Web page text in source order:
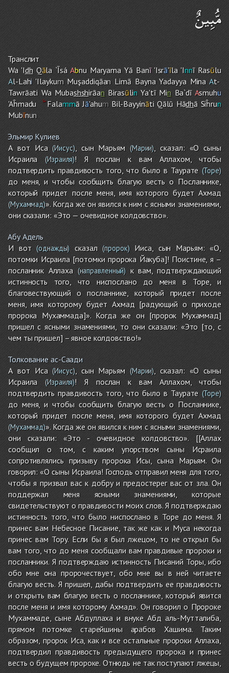
مُّبِينٌ
Транслит
Wa 'IdhQāla `ĪsáAbnu Maryama Yā Banī'Isrā'īla 'Innī Rasūlu
Al-Lahi 'IlaykumMuşaddiqāan Limā Bayna Yadayya Mina At-
Tawrāati Wa MubashshirāanBirasūlinYa'tī MinBa`dī Asmuhu
'Aĥmadu Falammā Jā'ahumBil-Bayyināti Qālū Hādhā Siĥrun
Mubīnun
Эльмир Кулиев
А вот Иса(Иисус), сын Марьям(Марии) , сказал: «О сыны
Исраила (Израиля)! Я послан к вам Аллахом, чтобы
подтвердить правдивость того, что было в Таурате (Торе)
до меня, и чтобы сообщить благую весть о Посланнике,
который придет после меня, имя которого будет Ахмад
(Мухаммад)». Когда же он явился к ним с ясными знамениями,
они сказали: «Это — очевидное колдовство».
Абу Адель
И вот(однажды) сказал(пророк)Ииса, сын Марьям: «О,
потомки Исраила [потомки пророка Йакуба]! Поистине, я –
посланник Аллаха (направленный) к вам, подтверждающий
истинность того, что ниспослано до меня в Торе, и
благовествующий о посланнике, который придет после
меня, имя которому будет Ахмад [радующий о приходе
пророка Мухаммада]». Когда же он [пророк Мухаммад]
пришел с ясными знамениями, то они сказали: «Это [то, с
чем ты пришел] – явное колдовство!»
Толкование ас-Саади
А вот Иса(Иисус), сын Марьям(Марии) , сказал: «О сыны
Исраила (Израиля)! Я послан к вам Аллахом, чтобы
подтвердить правдивость того, что было в Таурате (Торе)
до меня, и чтобы сообщить благую весть о Посланнике,
который придет после меня, имя которого будет Ахмад
(Мухаммад)». Когда же он явился к ним с ясными знамениями,
они сказали: «Это - очевидное колдовство». [[Аллах
сообщил о том, с каким упорством сыны Исраила
сопротивлялись призыву пророка Исы, сына Марьям. Он
говорил: «О сыны Исраила! Господь отправил меня для того,
чтобы я призвал вас к добру и предостерег вас от зла. Он
поддержал меня ясными знамениями, которые
свидетельствуют о правдивости моих слов. Я подтверждаю
истинность того, что было ниспослано в Торе до меня. Я
принес вам Небесное Писание, так же как и Муса некогда
принес вам Тору. Если бы я был лжецом, то не открыл бы
вам того, что до меня сообщали вам правдивые пророки и
посланники. Я подтверждаю истинность Писаний Торы, ибо
обо мне она пророчествует, обо мне вы в ней читаете
благую весть. Я пришел, дабы подтвердить ее правдивость
и открыть вам благую весть о посланнике, который явится
после меня и имя которому Ахмад». Он говорил о Пророке
Мухаммаде, сыне Абдуллаха и внуке Абд аль-Мутталиба,
прямом потомке старейшины арабов Хашима. Таким
образом, пророк Иса, как и все остальные пророки Аллаха,
подтвердил правдивость предыдущего пророка и принес
весть о будущем пророке. Отнюдь не так поступают лжецы,